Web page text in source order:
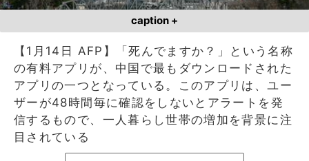
caption +
【1月14日 AFP】「死んでますか？」という名称
の有料アプリが、中国で最もダウンロードされた
アプリの一つとなっている。このアプリは、ユー
ザーが48時間毎に確認をしないとアラートを発
信するもので、一人暮らし世帯の増加を背景に注
目されている